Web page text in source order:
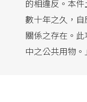
的相違反。本
數十年之久，
關係之存在。
中之公共用物。」